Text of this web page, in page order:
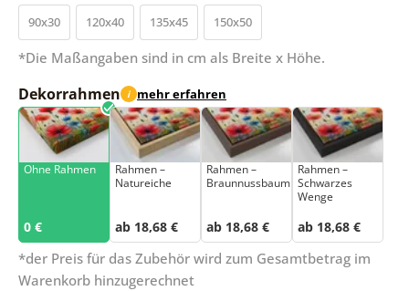
90x30 120x40 135x45 150x50
*Die Maßangaben sind in cm als Breite x Höhe.
Dekorrahmen i mehr erfahren
Ohne Rahmen
0 €
Rahmen –
Natureiche
ab 18,68 €
Rahmen –
Braunnussbaum
ab 18,68 €
Rahmen –
Schwarzes
Wenge
ab 18,68 €
*der Preis für das Zubehör wird zum Gesamtbetrag im
Warenkorb hinzugerechnet